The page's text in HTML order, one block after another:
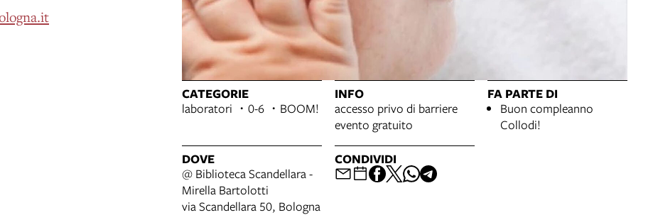
CATEGORIE
laboratori
0-6 BOOM!
INFO
accesso privo di barriere
evento gratuito
FA PARTE DI
Buon compleanno
Collodi!
DOVE
@ Biblioteca Scandellara -
Mirella Bartolotti
via Scandellara 50, Bologna
CONDIVIDI